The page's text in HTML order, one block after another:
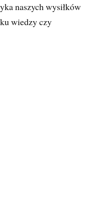
naszych wysiłków
wiedzy czy